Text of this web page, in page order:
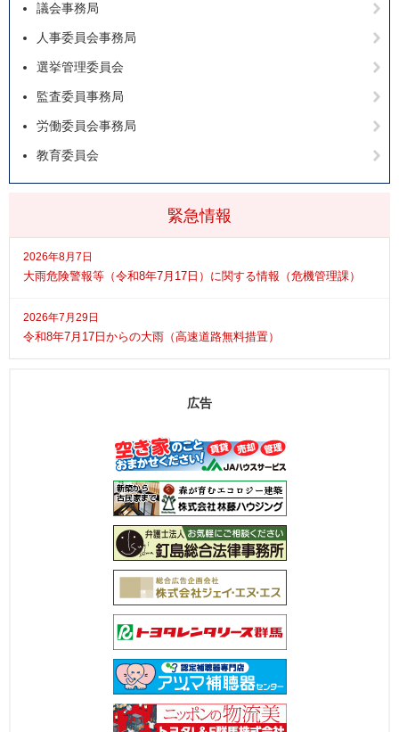
緊急情報
2026年8月7日
大雨危険警報等（令和8年7月17日）に関する情報（危機管理課）
2026年7月29日
令和8年7月17日からの大雨（高速道路無料措置）
議会事務局
人事委員会事務局
選挙管理委員会
監査委員事務局
労働委員会事務局
教育委員会
広告